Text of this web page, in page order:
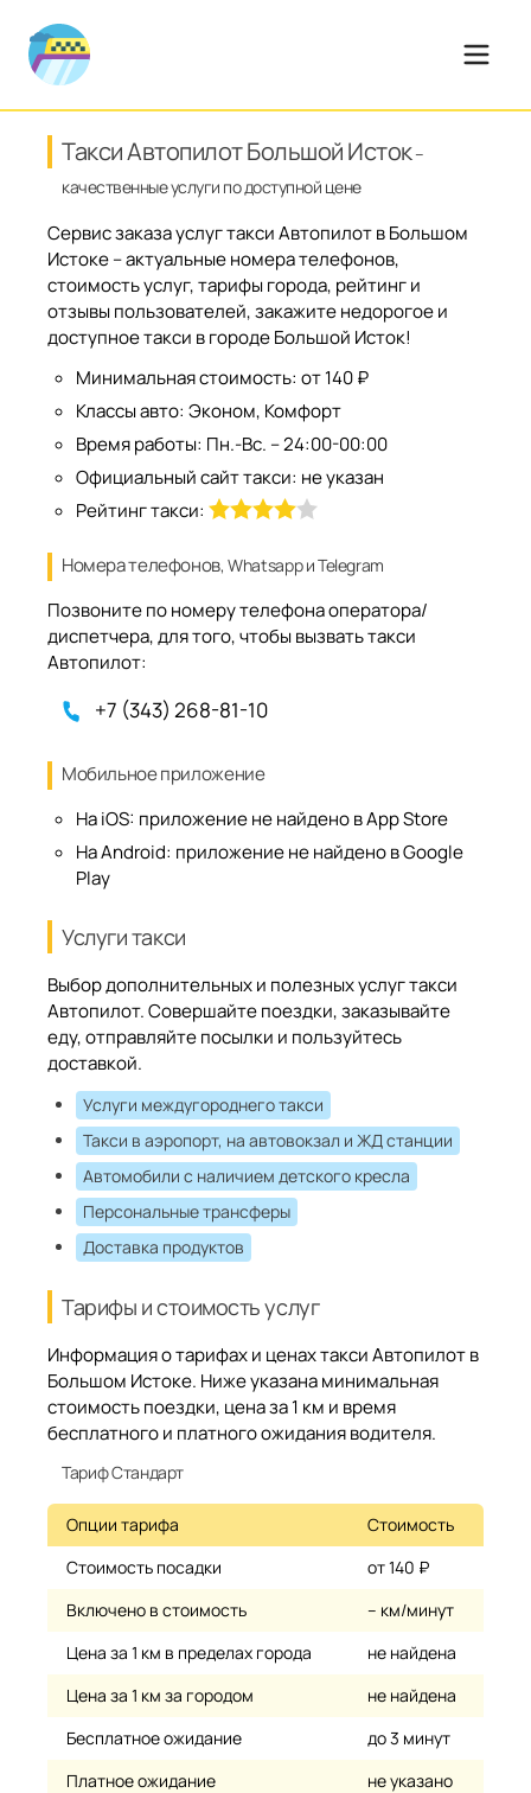
Такси Автопилот Большой Исток–
качественные услуги по доступной цене
Сервис заказа услуг такси Автопилот в Большом
Истоке – актуальные номера телефонов,
стоимость услуг, тарифы города, рейтинг и
отзывы пользователей, закажите недорогое и
доступное такси в городе Большой Исток!
Минимальная стоимость: от 140 ₽
Классы авто: Эконом, Комфорт
Время работы: Пн.-Вс. – 24:00-00:00
Официальный сайт такси: не указан
Рейтинг такси:
Номера телефонов, Whatsapp и Telegram
Позвоните по номеру телефона оператора/
диспетчера, для того, чтобы вызвать такси
Автопилот:
+7 (343) 268-81-10
Мобильное приложение
На iOS: приложение не найдено в App Store
На Android: приложение не найдено в Google
Play
Услуги такси
Выбор дополнительных и полезных услуг такси
Автопилот. Совершайте поездки, заказывайте
еду, отправляйте посылки и пользуйтесь
доставкой.
Услуги междугороднего такси
Такси в аэропорт, на автовокзал и ЖД станции
Автомобили с наличием детского кресла
Персональные трансферы
Доставка продуктов
Тарифы и стоимость услуг
Информация о тарифах и ценах такси Автопилот в
Большом Истоке. Ниже указана минимальная
стоимость поездки, цена за 1 км и время
бесплатного и платного ожидания водителя.
Тариф Стандарт
Опции тарифа
Стоимость
Стоимость посадки
от 140 ₽
Включено в стоимость
– км/минут
Цена за 1 км в пределах города
не найдена
Цена за 1 км за городом
не найдена
Бесплатное ожидание
до 3 минут
Платное ожидание
не указано